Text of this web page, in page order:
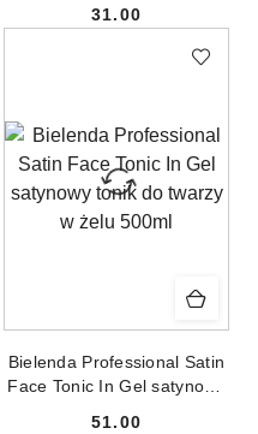
Cena:
31.00
Bielenda Professional Satin
Face Tonic In Gel satynowy
51.00